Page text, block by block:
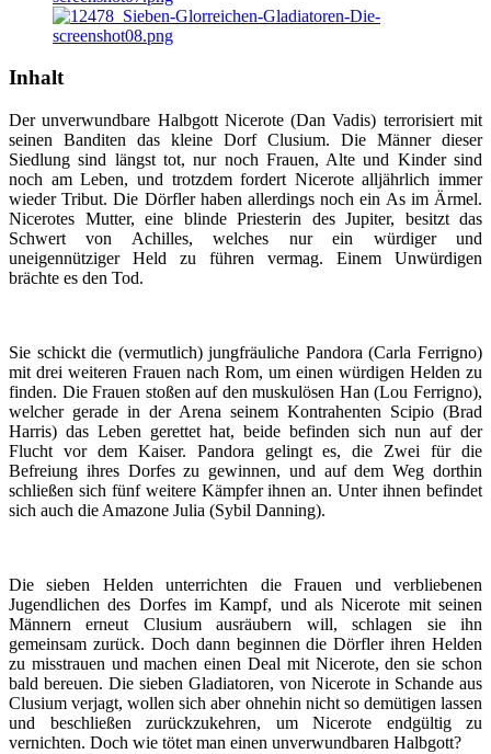
Inhalt
Der unverwundbare Halbgott Nicerote (Dan Vadis) terrorisiert mit
seinen Banditen das kleine Dorf Clusium. Die Männer dieser
Siedlung sind längst tot, nur noch Frauen, Alte und Kinder sind
noch am Leben, und trotzdem fordert Nicerote alljährlich immer
wieder Tribut. Die Dörfler haben allerdings noch ein As im Ärmel.
Nicerotes Mutter, eine blinde Priesterin des Jupiter, besitzt das
Schwert von Achilles, welches nur ein würdiger und
uneigennütziger Held zu führen vermag. Einem Unwürdigen
brächte es den Tod.
Sie schickt die (vermutlich) jungfräuliche Pandora (Carla Ferrigno)
mit drei weiteren Frauen nach Rom, um einen würdigen Helden zu
finden. Die Frauen stoßen auf den muskulösen Han (Lou Ferrigno),
welcher gerade in der Arena seinem Kontrahenten Scipio (Brad
Harris) das Leben gerettet hat, beide befinden sich nun auf der
Flucht vor dem Kaiser. Pandora gelingt es, die Zwei für die
Befreiung ihres Dorfes zu gewinnen, und auf dem Weg dorthin
schließen sich fünf weitere Kämpfer ihnen an. Unter ihnen befindet
sich auch die Amazone Julia (Sybil Danning).
Die sieben Helden unterrichten die Frauen und verbliebenen
Jugendlichen des Dorfes im Kampf, und als Nicerote mit seinen
Männern erneut Clusium ausräubern will, schlagen sie ihn
gemeinsam zurück. Doch dann beginnen die Dörfler ihren Helden
zu misstrauen und machen einen Deal mit Nicerote, den sie schon
bald bereuen. Die sieben Gladiatoren, von Nicerote in Schande aus
Clusium verjagt, wollen sich aber ohnehin nicht so demütigen lassen
und beschließen zurückzukehren, um Nicerote endgültig zu
vernichten. Doch wie tötet man einen unverwundbaren Halbgott?